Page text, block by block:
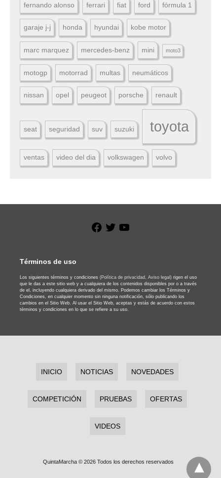
fernando alonso ferrari fiat ford fórmula 1
garaje j-j honda hyundai kobe motor
marc marquez mercedes-benz mini moto3
motogp motorrad multas neumáticos
nissan opel peugeot porsche renault
seat seguridad suv suzuki toyota
ventas video del dia volkswagen volvo
Facebook
Twitter
Términos de uso
Los siguientes términos y condiciones (Política de privacidad, Aviso legal) rigen el uso
que le das a este sitio web y a cualquiera de los contenidos disponibles por o a través
de el, incluyendo cualquiera derivado del mismo. Podemos cambiar los Términos y
Condiciones, en cualquier momento sin ninguna notificación, sólo publicando los
cambios en el Sitio Web. Al usar el Sitio Web, aceptas y estás de acuerdo con estos
términos y condiciones en lo que se refiere a su uso.
INICIO NOTICIAS NOVEDADES
COMPETICIÓN PRUEBAS OFERTAS
VIDEOS
QuintaMarcha © 2026 Todos los derechos reservados